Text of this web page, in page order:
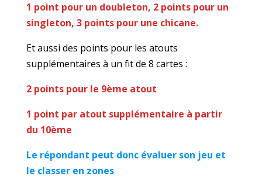
1 point pour un doubleton, 2 points pour un
singleton, 3 points pour une chicane.
Et aussi des points pour les atouts
supplémentaires à un fit de 8 cartes :
2 points pour le 9ème atout
1 point par atout supplémentaire à partir
du 10ème
Le répondant peut donc évaluer son jeu et
le classer en zones